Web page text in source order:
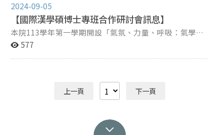
2024-09-05
【國際漢學碩博士專班合作研討會訊息】
本院113學年第一學期開設「氣氛、力量、呼吸：氣學與
美學的跨文化探索」課程，由本校哲學系馬愷之副教授開
領域探索」。 本會議為全英語國際會議，開放9月29日與
10月1日兩日會議報名參與，限額40名，報名期限至9月
https://forms.gle/J1SKWZWWNeSbeBTY8
577
上一頁 下一頁